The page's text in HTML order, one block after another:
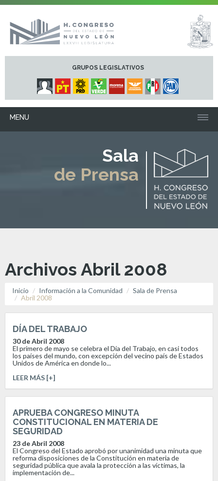
GRUPOS LEGISLATIVOS
MENU
Sala
de Prensa
Archivos Abril 2008
Inicio Información a la Comunidad
Sala de Prensa
Abril 2008
DÍA DEL TRABAJO
30 de Abril 2008
El primero de mayo se celebra el Día del Trabajo, en casi todos
los países del mundo, con excepción del vecino país de Estados
Unidos de América en donde lo...
LEER MÁS [+]
APRUEBA CONGRESO MINUTA
CONSTITUCIONAL EN MATERIA DE
SEGURIDAD
23 de Abril 2008
El Congreso del Estado aprobó por unanimidad una minuta que
reforma disposiciones de la Constitución en materia de
seguridad pública que avala la protección a las víctimas, la
implementación de...